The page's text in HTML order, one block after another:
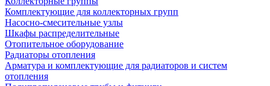
Комплектующие для коллекторных групп
Насосно-смесительные узлы
Шкафы распределительные
Отопительное оборудование
Радиаторы отопления
Арматура и комплектующие для радиаторов и систем
отопления